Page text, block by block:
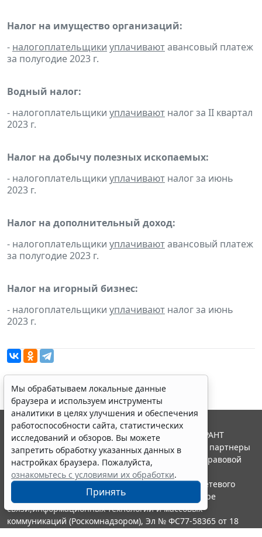
Налог на имущество организаций:
- налогоплательщики уплачиваютавансовый платеж
за полугодие 2023 г.
Водный налог:
- налогоплательщики уплачивают налог за II квартал
2023 г.
Налог на добычу полезных ископаемых:
- налогоплательщики уплачивают налог за июнь
2023 г.
Налог на дополнительный доход:
- налогоплательщики уплачиваютавансовый платеж
за полугодие 2023 г.
Налог на игорный бизнес:
- налогоплательщики уплачивают налог за июнь
2023 г.
Мы обрабатываем локальные данные
браузера и используем инструменты
аналитики в целях улучшения и обеспечения
работоспособности сайта, статистических
исследований и обзоров. Вы можете
запретить обработку указанных данных в
настройках браузера. Пожалуйста,
ознакомьтесь с условиями их обработки.
Принять
© ООО "НПП "ГАРАНТ-СЕРВИС", 2026. Система ГАРАНТ
выпускается с 1990 года. Компания "Гарант" и ее партнеры
являются участниками Российской ассоциации правовой
информации ГАРАНТ.
Портал ГАРАНТ.РУ зарегистрирован в качестве сетевого
издания Федеральной службой по надзору в сфере
связи,информационных технологий и массовых
коммуникаций (Роскомнадзором), Эл № ФС77-58365 от 18